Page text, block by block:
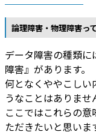
論理障害・物理障害っ
データ障害の種類
障害』があります。
何となくややこしい
うなことはありませ
ここではこれらの
ただきたいと思いま